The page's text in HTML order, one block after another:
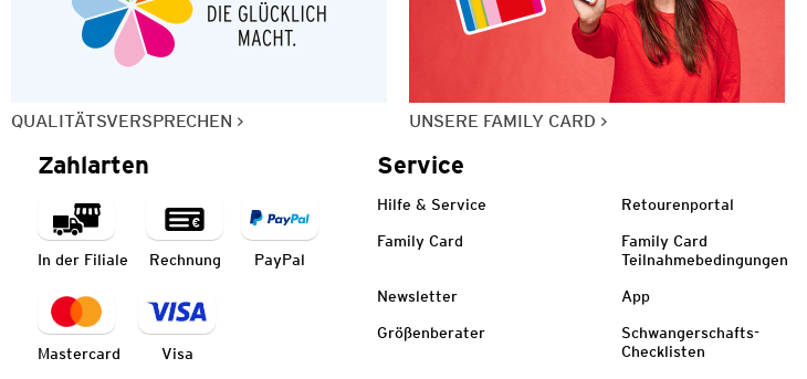
QUALITÄTSVERSPRECHEN UNSERE FAMILY CARD
Zahlarten
In der Filiale Rechnung PayPal
Mastercard Visa
Service
Hilfe & Service Retourenportal
Family Card
Family Card
Teilnahmebedingungen
Newsletter App
Größenberater
Schwangerschafts-
Checklisten